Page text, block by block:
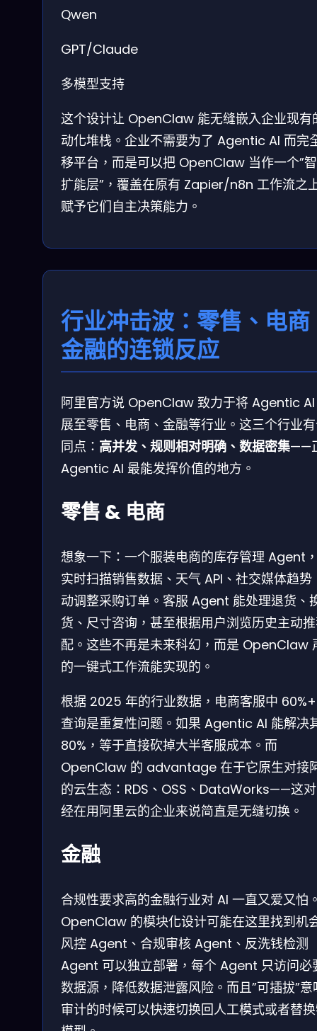
Qwen
GPT/Claude
多模型支持
这个设计让 OpenClaw 能无缝嵌入企业现有
动化堆栈。企业不需要为了 Agentic AI 而完
移平台，而是可以把 OpenClaw 当作一个”
扩能层”，覆盖在原有 Zapier/n8n 工作流之
赋予它们自主决策能力。
行业冲击波：零售、电商
金融的连锁反应
阿里官方说 OpenClaw 致力于将 Agentic
展至零售、电商、金融等行业。这三个行业
同点： 高并发、规则相对明确、数据密集——
Agentic AI 最能发挥价值的地方。
零售 & 电商
想象一下：一个服装电商的库存管理 Agent
实时扫描销售数据、天气 API、社交媒体趋势
动调整采购订单。客服 Agent 能处理退货、
货、尺寸咨询，甚至根据用户浏览历史主动
配。这些不再是未来科幻，而是 OpenClaw
的一键式工作流能实现的。
根据 2025 年的行业数据，电商客服中
查询是重复性问题。如果 Agentic AI 能解决
80%，等于直接砍掉大半客服成本。而
OpenClaw 的 advantage 在于它原生对接
的云生态：RDS、OSS、DataWorks——这
经在用阿里云的企业来说简直是无缝切换。
金融
合规性要求高的金融行业对 AI 一直又爱又怕
OpenClaw 的模块化设计可能在这里找到机
风控 Agent、合规审核 Agent、反洗钱检测
Agent 可以独立部署，每个 Agent 只访问必
数据源，降低数据泄露风险。而且”可插拔”意
审计的时候可以快速切换回人工模式或者替